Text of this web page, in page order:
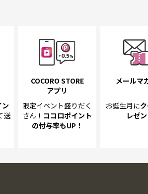
送
COCORO STORE
アプリ
限定イベント盛りだく
さん！ ココロポイント
の付与率もUP！
メールマ
お誕生月に
レゼ